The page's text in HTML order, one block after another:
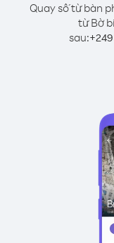
Quay số từ bàn
từ Bờ
sau:+249